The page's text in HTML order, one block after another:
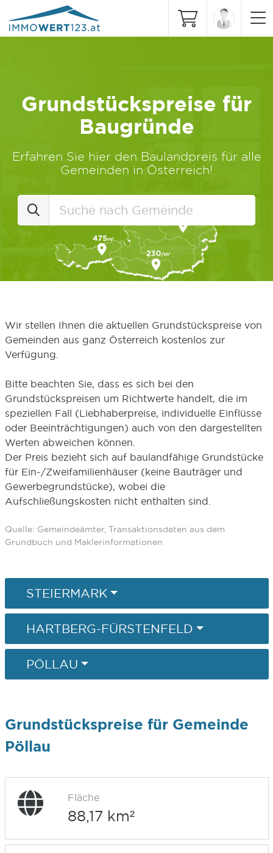
Grundstückspreise für
Baugründe
Erfahren Sie hier den Baulandpreis für alle
Gemeinden in Österreich!
Wir stellen Ihnen die aktuellen Grundstückspreise von
Gemeinden aus ganz Österreich kostenlos zur
Verfügung.
Bitte beachten Sie, dass es sich bei den
Grundstückspreisen um Richtwerte handelt, die im
speziellen Fall (Liebhaberpreise, individuelle Einflüsse
oder Beeinträchtigungen) auch von den dargestellten
Werten abweichen können.
Der Preis bezieht sich auf baulandfähige Grundstücke
für Ein-/Zweifamilienhäuser (keine Bauträger und
Gewerbegrundstücke), wobei die
Aufschließungskosten nicht enthalten sind.
Quelle: Gemeindeämter, Transaktionsdaten aus dem
Grundbuch und Maklerinformationen
STEIERMARK
HARTBERG-FÜRSTENFELD
PÖLLAU
Grundstückspreise für Gemeinde
Pöllau
Fläche
88,17 km²